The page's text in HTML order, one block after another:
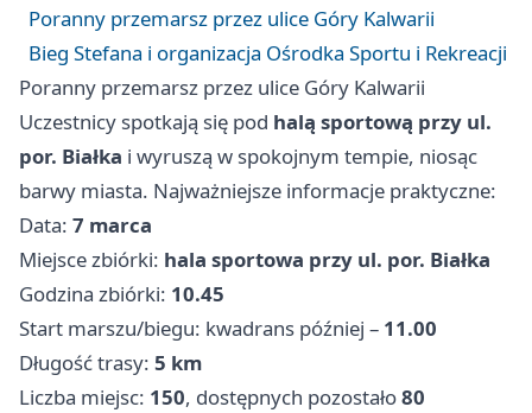
Poranny przemarsz przez ulice Góry Kalwarii
Bieg Stefana i organizacja Ośrodka Sportu i Rekreacji
Poranny przemarsz przez ulice Góry Kalwarii
Uczestnicy spotkają się pod halą sportową przy ul.
por. Białka i wyruszą w spokojnym tempie, niosąc
barwy miasta. Najważniejsze informacje praktyczne:
Data: 7 marca
Miejsce zbiórki: hala sportowa przy ul. por. Białka
Godzina zbiórki: 10.45
Start marszu/biegu: kwadrans później – 11.00
Długość trasy: 5 km
Liczba miejsc: 150, dostępnych pozostało80